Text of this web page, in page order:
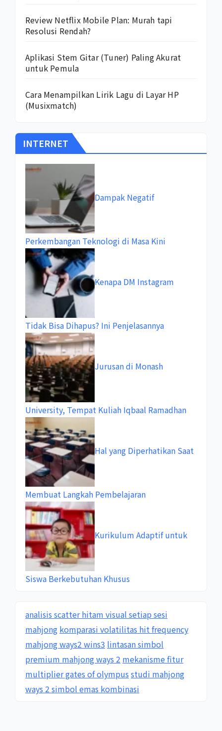
Review Netflix Mobile Plan: Murah tapi
Resolusi Rendah?
Aplikasi Stem Gitar (Tuner) Paling Akurat
untuk Pemula
Cara Menampilkan Lirik Lagu di Layar HP
(Musixmatch)
INTERNET
Dampak Negatif
Perkembangan Teknologi di Masa Kini
Kenapa DM Instagram
Tidak Bisa Dihapus? Ini Penjelasannya
Jurusan di Monash
University, Tempat Kuliah Iqbaal Ramadhan
Hal yang Diperhatikan Saat
Membuat Langkah Pembelajaran
Kurikulum Adaptif untuk
Siswa Berkebutuhan Khusus
analisis scatter hitam visual setiap sesi
mahjong komparasi volatilitas hit frequency
mahjong ways2 wins3 lintasan simbol
premium mahjong ways 2 mekanisme fitur
multiplier gates of olympus studi mahjong
ways 2 simbol emas kombinasi